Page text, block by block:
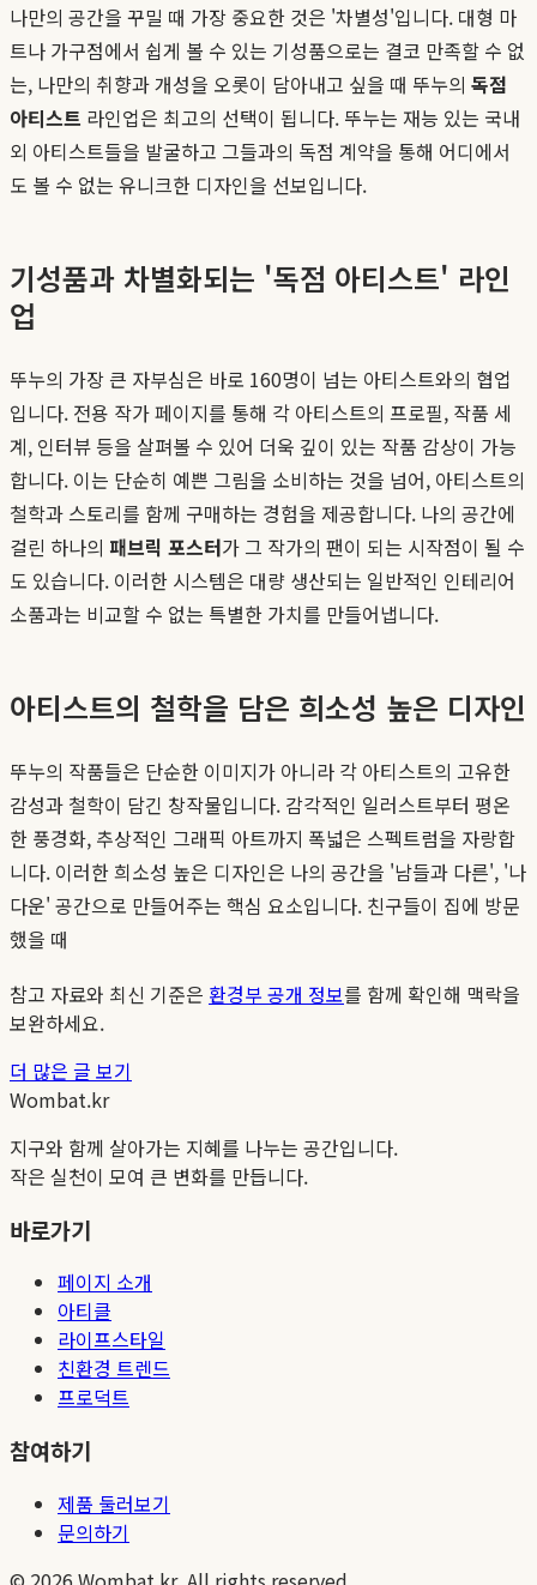
나만의 공간을 꾸밀 때 가장 중요한 것은 '차별성'입니다. 대형 마
트나 가구점에서 쉽게 볼 수 있는 기성품으로는 결코 만족할 수 없
는, 나만의 취향과 개성을 오롯이 담아내고 싶을 때 뚜누의 독점
아티스트 라인업은 최고의 선택이 됩니다. 뚜누는 재능 있는 국내
외 아티스트들을 발굴하고 그들과의 독점 계약을 통해 어디에서
도 볼 수 없는 유니크한 디자인을 선보입니다.
기성품과 차별화되는 '독점 아티스트' 라인
업
뚜누의 가장 큰 자부심은 바로 160명이 넘는 아티스트와의 협업
입니다. 전용 작가 페이지를 통해 각 아티스트의 프로필, 작품 세
계, 인터뷰 등을 살펴볼 수 있어 더욱 깊이 있는 작품 감상이 가능
합니다. 이는 단순히 예쁜 그림을 소비하는 것을 넘어, 아티스트의
철학과 스토리를 함께 구매하는 경험을 제공합니다. 나의 공간에
걸린 하나의 패브릭 포스터가 그 작가의 팬이 되는 시작점이 될 수
도 있습니다. 이러한 시스템은 대량 생산되는 일반적인 인테리어
소품과는 비교할 수 없는 특별한 가치를 만들어냅니다.
아티스트의 철학을 담은 희소성 높은 디자인
뚜누의 작품들은 단순한 이미지가 아니라 각 아티스트의 고유한
감성과 철학이 담긴 창작물입니다. 감각적인 일러스트부터 평온
한 풍경화, 추상적인 그래픽 아트까지 폭넓은 스펙트럼을 자랑합
니다. 이러한 희소성 높은 디자인은 나의 공간을 '남들과 다른', '나
다운' 공간으로 만들어주는 핵심 요소입니다. 친구들이 집에 방문
했을 때
참고 자료와 최신 기준은 환경부 공개 정보를 함께 확인해 맥락을
보완하세요.
더 많은 글 보기
Wombat.kr
지구와 함께 살아가는 지혜를 나누는 공간입니다.
작은 실천이 모여 큰 변화를 만듭니다.
바로가기
페이지 소개
아티클
라이프스타일
친환경 트렌드
프로덕트
참여하기
제품 둘러보기
문의하기